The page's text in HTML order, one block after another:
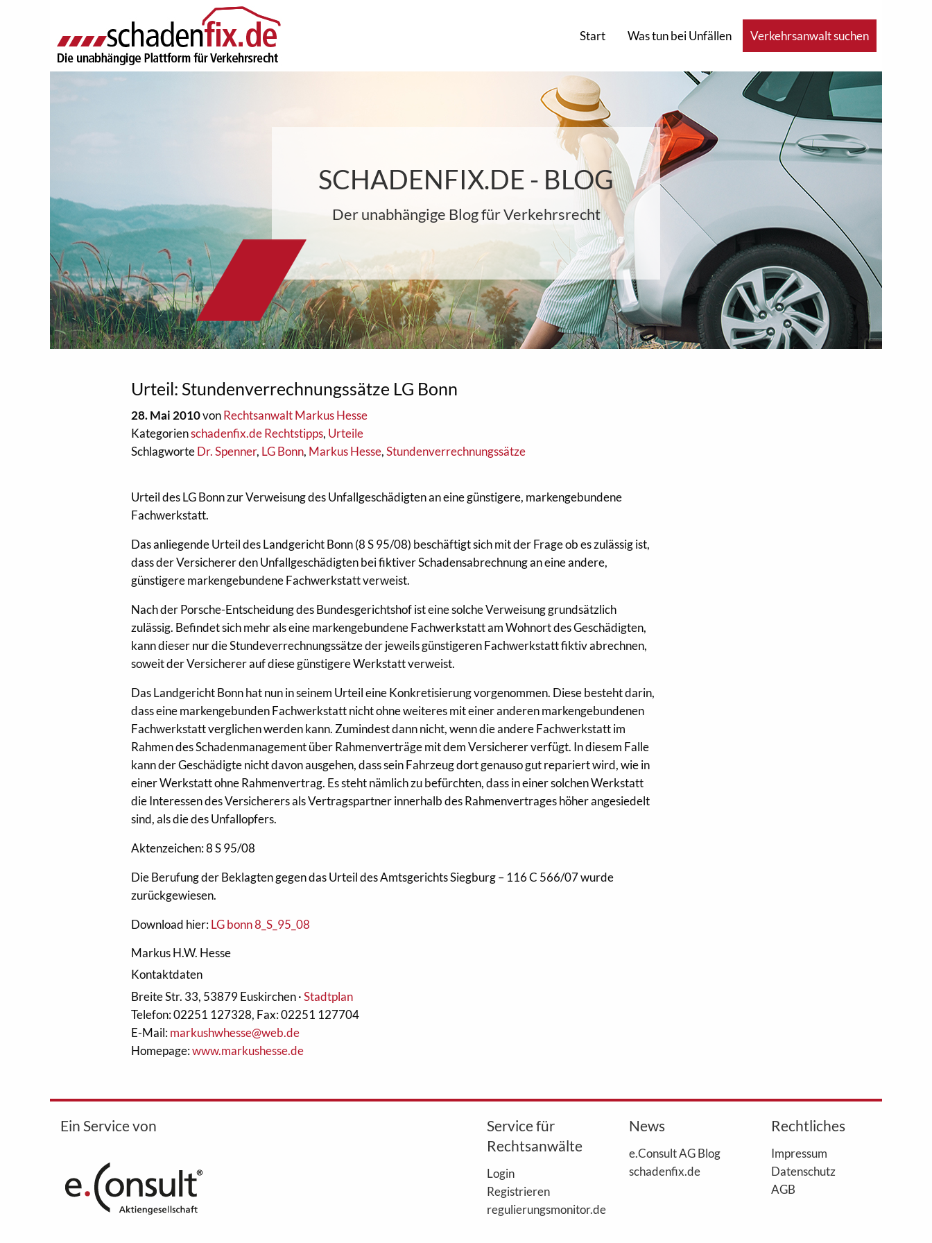
Start Was tun bei Unfällen Verkehrsanwalt suchen
SCHADENFIX.DE - BLOG
Der unabhängige Blog für Verkehrsrecht
Urteil: Stundenverrechnungssätze LG Bonn
28. Mai 2010vonRechtsanwalt Markus Hesse
Kategorienschadenfix.de Rechtstipps, Urteile
SchlagworteDr. Spenner, LG Bonn, Markus Hesse,Stundenverrechnungssätze
Urteil des LG Bonn zur Verweisung des Unfallgeschädigten an eine günstigere, markenge­bundene
Fachwerkstatt.
Das anliegende Urteil des Landgericht Bonn (8 S 95/08) beschäftigt sich mit der Frage ob es zulässig ist,
dass der Versicherer den Unfallgeschädigten bei fiktiver Schadensabrechnung an eine andere,
günstigere markengebundene Fachwerkstatt verweist.
Nach der Porsche-Entscheidung des Bundesgerichtshof ist eine solche Verweisung grund­sätzlich
zulässig. Befindet sich mehr als eine markengebundene Fachwerkstatt am Wohnort des Geschädigten,
kann dieser nur die Stundeverrechnungssätze der jeweils günstigeren Fachwerkstatt fiktiv abrechnen,
soweit der Versicherer auf diese günstigere Werkstatt ver­weist.
Das Landgericht Bonn hat nun in seinem Urteil eine Konkretisierung vorgenommen. Diese besteht darin,
dass eine markengebunden Fachwerkstatt nicht ohne weiteres mit einer anderen markengebundenen
Fachwerkstatt verglichen werden kann. Zumindest dann nicht, wenn die andere Fachwerkstatt im
Rahmen des Schadenmanagement über Rahmenverträge mit dem Versicherer verfügt. In diesem Falle
kann der Geschädigte nicht davon ausgehen, dass sein Fahrzeug dort genauso gut repariert wird, wie in
einer Werkstatt ohne Rahmenvertrag. Es steht nämlich zu befürchten, dass in einer solchen Werkstatt
die Interessen des Versicherers als Vertragspartner innerhalb des Rahmenvertrages höher angesiedelt
sind, als die des Unfall­opfers.
Aktenzeichen: 8 S 95/08
Die Berufung der Beklagten gegen das Urteil des Amtsgerichts Siegburg – 116 C 566/07 wurde
zurückgewiesen.
Download hier:LG bonn 8_S_95_08
Markus H.W. Hesse
Kontaktdaten
Breite Str. 33, 53879 Euskirchen·Stadtplan
Telefon: 02251 127328, Fax: 02251 127704
E-Mail:markushwhesse@web.de
Homepage:www.markushesse.de
Ein Service von
Service für
Rechtsanwälte
Login
Registrieren
regulierungsmonitor.de
News
e.Consult AG Blog
schadenfix.de
Rechtliches
Impressum
Datenschutz
AGB